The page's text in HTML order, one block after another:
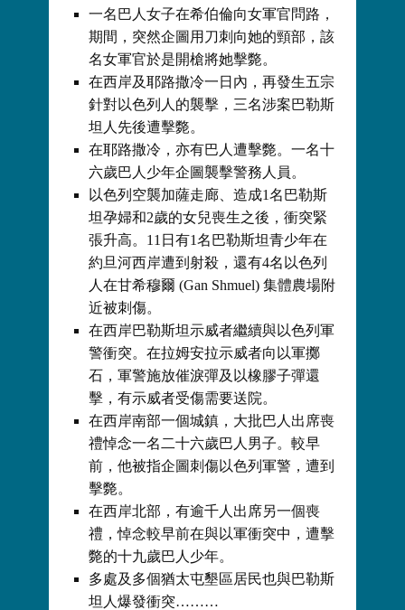
一名巴人女子在希伯倫向女軍官問路，
期間，突然企圖用刀刺向她的頸部，該
名女軍官於是開槍將她擊斃。
在西岸及耶路撒冷一日內，再發生五宗
針對以色列人的襲擊，三名涉案巴勒斯
坦人先後遭擊斃。
在耶路撒冷，亦有巴人遭擊斃。一名十
六歲巴人少年企圖襲擊警務人員。
以色列空襲加薩走廊、造成1名巴勒斯
坦孕婦和2歲的女兒喪生之後，衝突緊
張升高。11日有1名巴勒斯坦青少年在
約旦河西岸遭到射殺，還有4名以色列
人在甘希穆爾 (Gan Shmuel) 集體農場附
近被刺傷。
在西岸巴勒斯坦示威者繼續與以色列軍
警衝突。在拉姆安拉示威者向以軍擲
石，軍警施放催淚彈及以橡膠子彈還
擊，有示威者受傷需要送院。
在西岸南部一個城鎮，大批巴人出席喪
禮悼念一名二十六歲巴人男子。較早
前，他被指企圖刺傷以色列軍警，遭到
擊斃。
在西岸北部，有逾千人出席另一個喪
禮，悼念較早前在與以軍衝突中，遭擊
斃的十九歲巴人少年。
多處及多個猶太屯墾區居民也與巴勒斯
坦人爆發衝突………